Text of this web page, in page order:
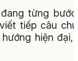
từng
tiếp câu
hiện đại,